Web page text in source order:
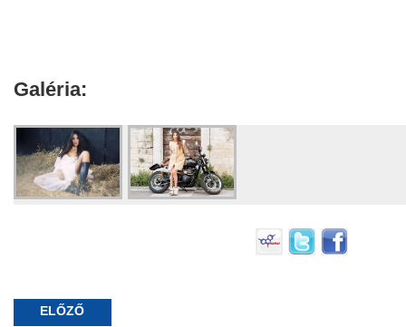
Galéria:
ELŐZŐ